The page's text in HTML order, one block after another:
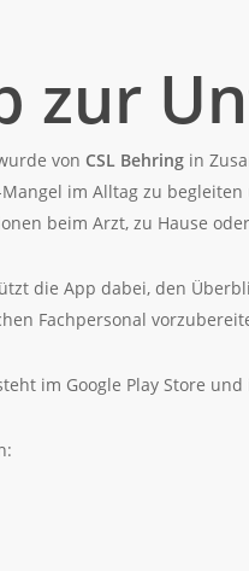
zur
von CSL Behring in
im Alltag zu
beim Arzt, zu Hause
die App dabei, den
Fachpersonal
im Google Play Store